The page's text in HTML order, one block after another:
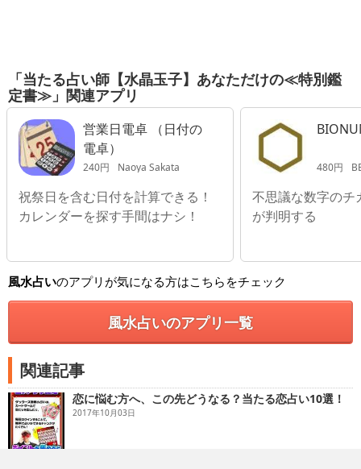
「当たる占い師【水晶玉子】あなただけの≪特別鑑
定書≫」関連アプリ
営業日電卓 （日付の
電卓）
240円 Naoya Sakata
祝祭日を含む日付を計算できる！
カレンダーを探す手間はナシ！
480円
不思議な数字のチ
が判明する
風水占いのアプリが気になる方はこちらをチェック
風水占いのアプリ一覧
関連記事
恋に悩む方へ、この先どうなる？当たる恋占い10選！
2017年10月03日